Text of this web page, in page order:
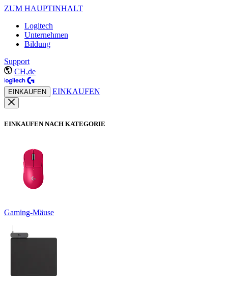
ZUM HAUPTINHALT
Logitech
Unternehmen
Bildung
Support
CH,de
EINKAUFEN EINKAUFEN
EINKAUFEN NACH KATEGORIE
Gaming-Mäuse